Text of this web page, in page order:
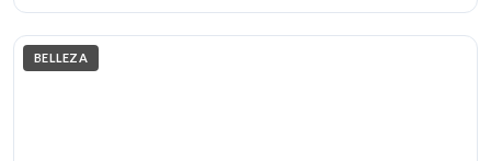
BELLEZA